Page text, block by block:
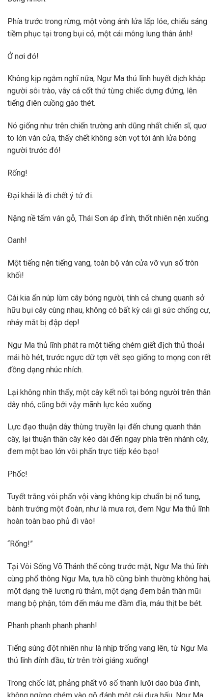
Phía trước trong rừng, một vòng ánh lửa lấp lóe, chiếu sáng
tiềm phục tại trong bụi cỏ, một cái mông lung thân ảnh!
Ở nơi đó!
Không kịp ngẫm nghĩ nữa, Ngư Ma thủ lĩnh huyết dịch khắp
người sôi trào, vây cá cốt thứ từng chiếc dựng đứng, lên
tiếng điên cuồng gào thét.
Nó giống như trên chiến trường anh dũng nhất chiến sĩ, quơ
to lớn ván cửa, thấy chết không sờn vọt tới ánh lửa bóng
người trước đó!
Rống!
Đại khái là đi chết ý tứ đi.
Nặng nề tấm ván gỗ, Thái Sơn áp đỉnh, thốt nhiên nện xuống.
Oanh!
Một tiếng nện tiếng vang, toàn bộ ván cửa vỡ vụn số tròn
khối!
Cái kia ẩn núp lùm cây bóng người, tính cả chung quanh sở
hữu bụi cây cùng nhau, không có bất kỳ cái gì sức chống cự,
nháy mắt bị đập dẹp!
Ngư Ma thủ lĩnh phát ra một tiếng chém giết địch thủ thoải
mái hò hét, trước ngực dữ tợn vết sẹo giống to mọng con rết
đồng dạng nhúc nhích.
Lại không nhìn thấy, một cây kết nối tại bóng người trên thân
dây nhỏ, cũng bởi vậy mãnh lực kéo xuống.
Lực đạo thuận dây thừng truyền lại đến chung quanh thân
cây, lại thuận thân cây kéo dài đến ngay phía trên nhánh cây,
đem một bao lớn vôi phấn trực tiếp kéo bạo!
Phốc!
Tuyết trắng vôi phấn vội vàng không kịp chuẩn bị nổ tung,
bành trướng một đoàn, như là mưa rơi, đem Ngư Ma thủ lĩnh
hoàn toàn bao phủ đi vào!
“Rống!”
Tại Vôi Sống Võ Thánh thế công trước mặt, Ngư Ma thủ lĩnh
cùng phổ thông Ngư Ma, tựa hồ cũng bình thường không hai,
một dạng thê lương rú thảm, một dạng đem bản thân mũi
mang bộ phận, tóm đến máu me đầm đìa, máu thịt be bét.
Phanh phanh phanh phanh!
Tiếng súng đột nhiên như là nhịp trống vang lên, từ Ngư Ma
thủ lĩnh đỉnh đầu, từ trên trời giáng xuống!
Trong chốc lát, phảng phất vô số thanh lưỡi dao búa đinh,